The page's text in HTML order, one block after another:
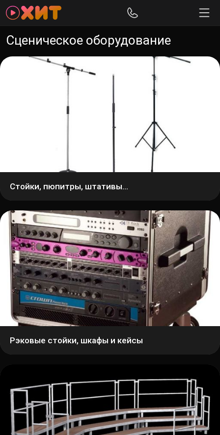
Сценическое оборудование
Стойки, пюпитры, штативы...
Рэковые стойки, шкафы и кейсы